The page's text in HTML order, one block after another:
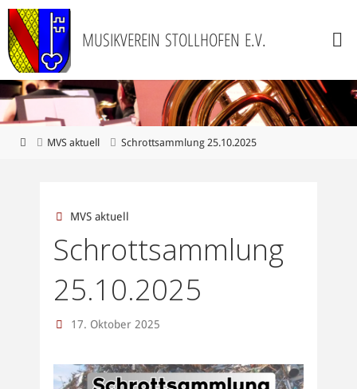
Zum
Inhalt
springen
MUSIKVEREIN STOLLHOFEN E.V.
StartMVS aktuell Schrottsammlung 25.10.2025
MVS aktuell
Schrottsammlung
25.10.2025
17. Oktober 2025